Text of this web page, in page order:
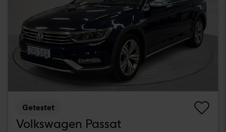
Getestet
Volkswagen Passat